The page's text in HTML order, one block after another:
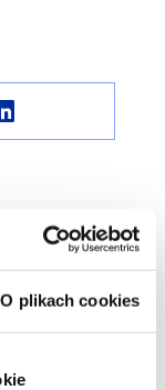
O plikach cookies